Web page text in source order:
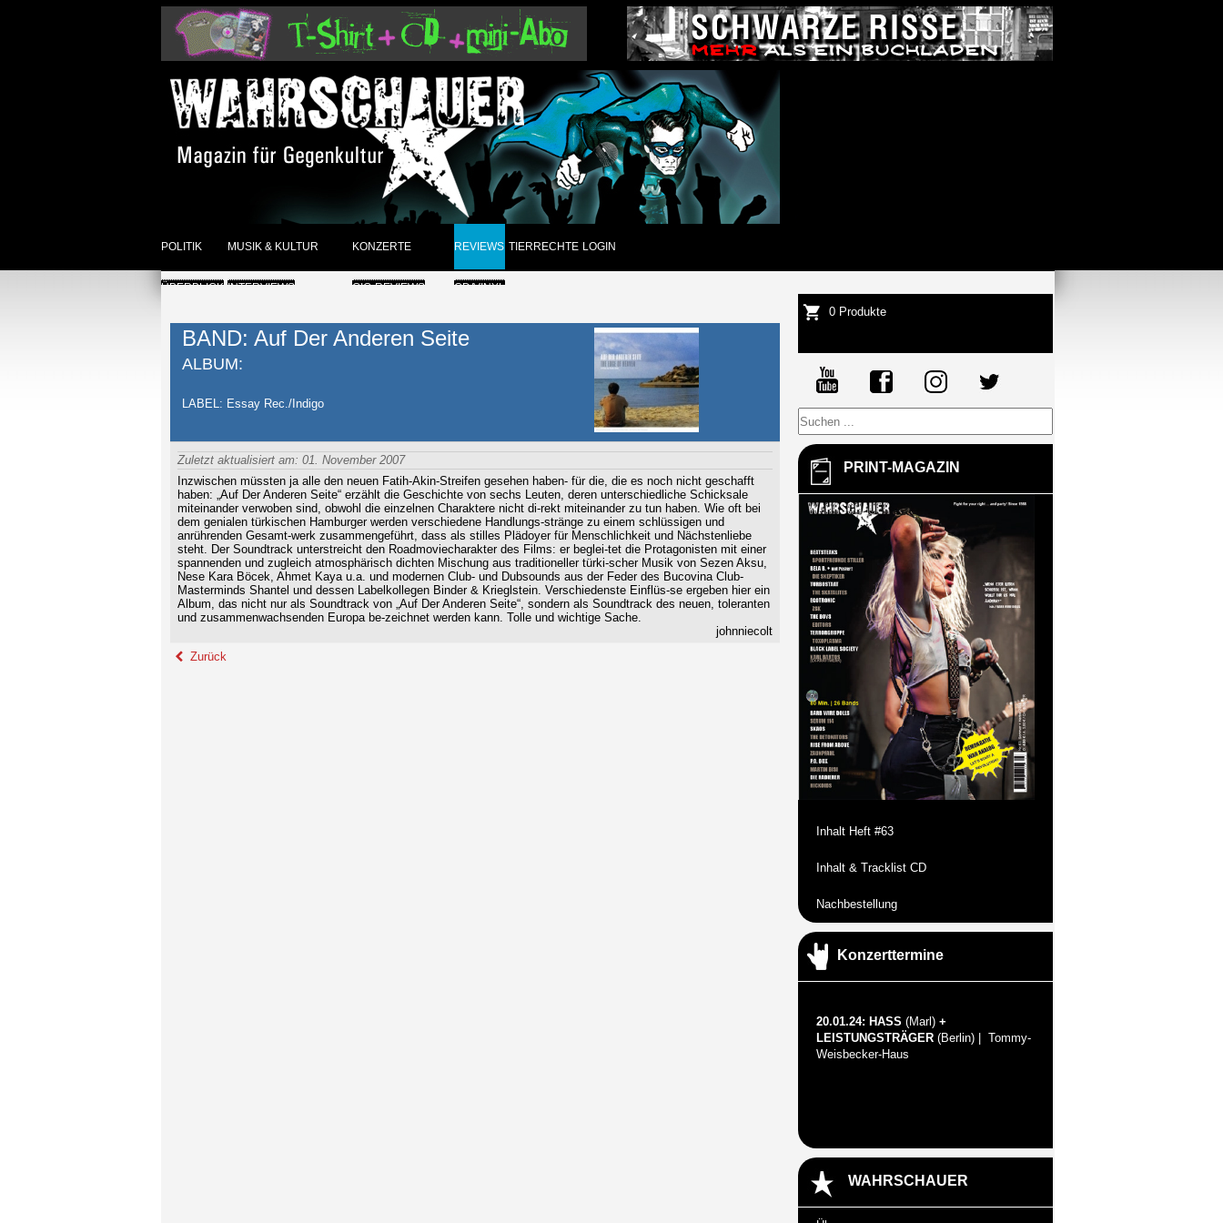
POLITIK
ÜBERBLICK
MUSIK & KULTUR
INTERVIEWS
REVIEWS DER WOCHE
SONSTIGES
ÜBERBLICK
KONZERTE
GIG-REVIEWS
ANKÜNDIGUNGEN
REVIEWS
CD/VINYL
DVD
TIERRECHTE LOGIN
BAND: Auf Der Anderen Seite
ALBUM:
LABEL: Essay Rec./Indigo
Zuletzt aktualisiert am: 01. November 2007
Inzwischen müssten ja alle den neuen Fatih-Akin-Streifen gesehen haben- für die, die es noch nicht geschafft
haben: „Auf Der Anderen Seite“ erzählt die Geschichte von sechs Leuten, deren unterschiedliche Schicksale
miteinander verwoben sind, obwohl die einzelnen Charaktere nicht di-rekt miteinander zu tun haben. Wie oft bei
dem genialen türkischen Hamburger werden verschiedene Handlungs-stränge zu einem schlüssigen und
anrührenden Gesamt-werk zusammengeführt, dass als stilles Plädoyer für Menschlichkeit und Nächstenliebe
steht. Der Soundtrack unterstreicht den Roadmoviecharakter des Films: er beglei-tet die Protagonisten mit einer
spannenden und zugleich atmosphärisch dichten Mischung aus traditioneller türki-scher Musik von Sezen Aksu,
Nese Kara Böcek, Ahmet Kaya u.a. und modernen Club- und Dubsounds aus der Feder des Bucovina Club-
Masterminds Shantel und dessen Labelkollegen Binder & Krieglstein. Verschiedenste Einflüs-se ergeben hier ein
Album, das nicht nur als Soundtrack von „Auf Der Anderen Seite“, sondern als Soundtrack des neuen, toleranten
und zusammenwachsenden Europa be-zeichnet werden kann. Tolle und wichtige Sache.
johnniecolt
Zurück
0 Produkte
PRINT-MAGAZIN
Inhalt Heft #63
Inhalt & Tracklist CD
Nachbestellung
Konzerttermine
20.01.24: HASS (Marl) +
LEISTUNGSTRÄGER (Berlin) | Tommy-
Weisbecker-Haus
WAHRSCHAUER